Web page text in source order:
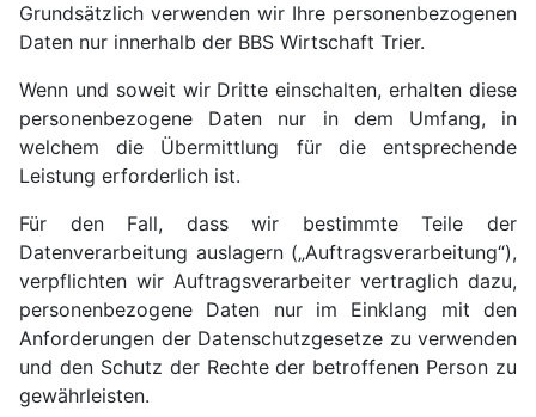
Grundsätzlich verwenden wir Ihre personenbezogenen
Daten nur innerhalb der BBS Wirtschaft Trier.
Wenn und soweit wir Dritte einschalten, erhalten diese
personenbezogene Daten nur in dem Umfang, in
welchem die Übermittlung für die entsprechende
Leistung erforderlich ist.
Für den Fall, dass wir bestimmte Teile der
Datenverarbeitung auslagern („Auftragsverarbeitung“),
verpflichten wir Auftragsverarbeiter vertraglich dazu,
personenbezogene Daten nur im Einklang mit den
Anforderungen der Datenschutzgesetze zu verwenden
und den Schutz der Rechte der betroffenen Person zu
gewährleisten.